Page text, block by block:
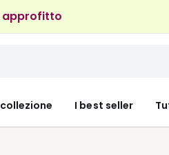
approfitto
I best seller